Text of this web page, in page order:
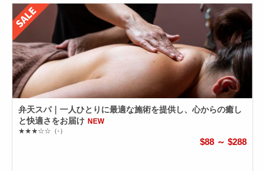
弁天スパ｜一人ひとりに最適な施術を提供し、心からの癒し
と快適さをお届け NEW
★★★☆☆ （-）
$88 ～ $288